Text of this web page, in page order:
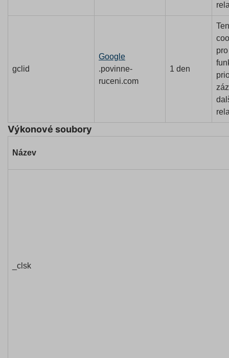
gclid
Google
.povinne-
ruceni.com
1 den
Výkonové soubory
Název
_clsk